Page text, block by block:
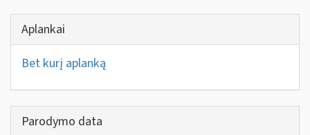
Aplankai
Bet kurį aplanką
Parodymo data